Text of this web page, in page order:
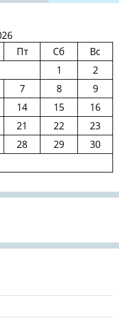
Пт Сб
Вс
1
2
7 8
9
14 15
16
21 22
23
28 29
30